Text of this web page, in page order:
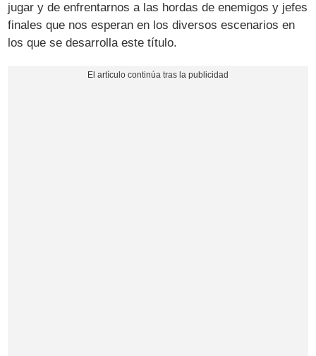
jugar y de enfrentarnos a las hordas de enemigos y jefes
finales que nos esperan en los diversos escenarios en
los que se desarrolla este título.